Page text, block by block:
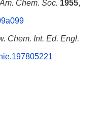
Chem. Soc. 1955,
Chem. Int. Ed. Engl.